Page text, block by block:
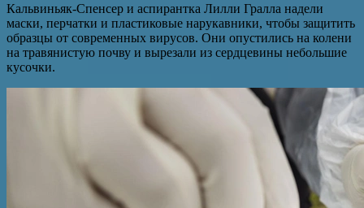
Кальвиньяк-Спенсер и аспирантка Лилли Гралла надели
маски, перчатки и пластиковые нарукавники, чтобы защитить
образцы от современных вирусов. Они опустились на колени
на травянистую почву и вырезали из сердцевины небольшие
кусочки.